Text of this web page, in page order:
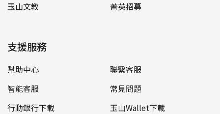
玉山文教
菁英招募
支援服務
幫助中心
聯繫客服
智能客服
常見問題
行動銀行下載
玉山Wallet下載